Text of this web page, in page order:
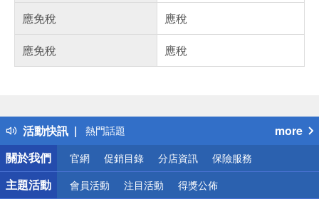
應免稅
應稅
應免稅
應稅
活動快訊
得獎公告
熱門話題
銀行優惠
偏遠地區配送
詐騙網頁！請小心！
more
關於我們
官網 促銷目錄 分店資訊 保險服務
主題活動 會員活動 注目活動 得獎公佈